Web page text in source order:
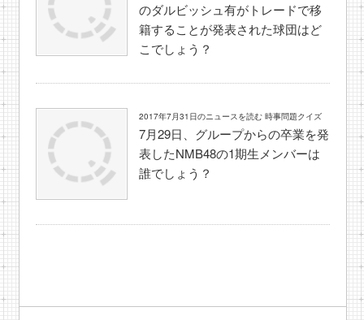
のダルビッシュ有がトレードで移
籍することが発表された球団はど
こでしょう？
2017年7月31日のニュースを読む 時事問題クイズ
7月29日、グループからの卒業を発
表したNMB48の1期生メンバーは
誰でしょう？